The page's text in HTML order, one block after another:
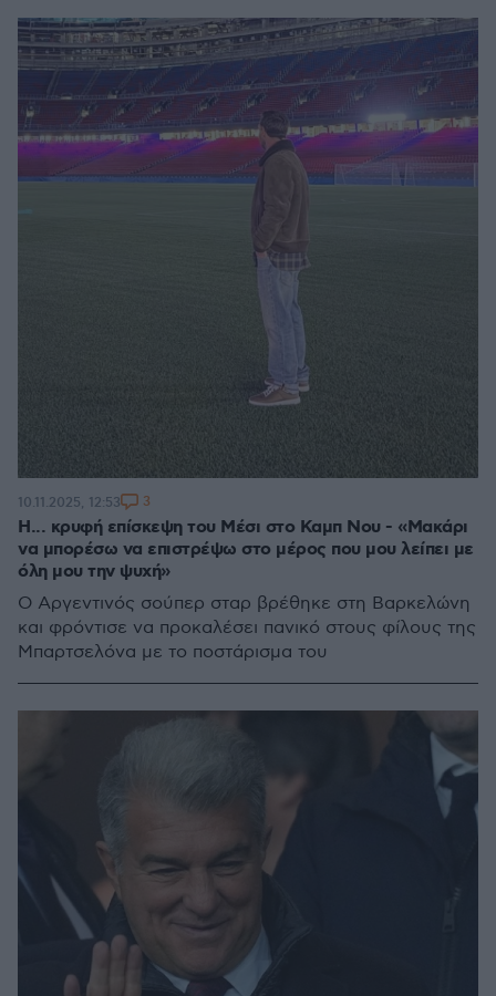
Η... κρυφή επίσκεψη του Μέσι στο Καμπ Νου - «Μακάρι
να μπορέσω να επιστρέψω στο μέρος που μου λείπει με
όλη μου την ψυχή»
Ο Αργεντινός σούπερ σταρ βρέθηκε στη Βαρκελώνη
και φρόντισε να προκαλέσει πανικό στους φίλους της
Μπαρτσελόνα με το ποστάρισμα του
10.11.2025, 12:53 3